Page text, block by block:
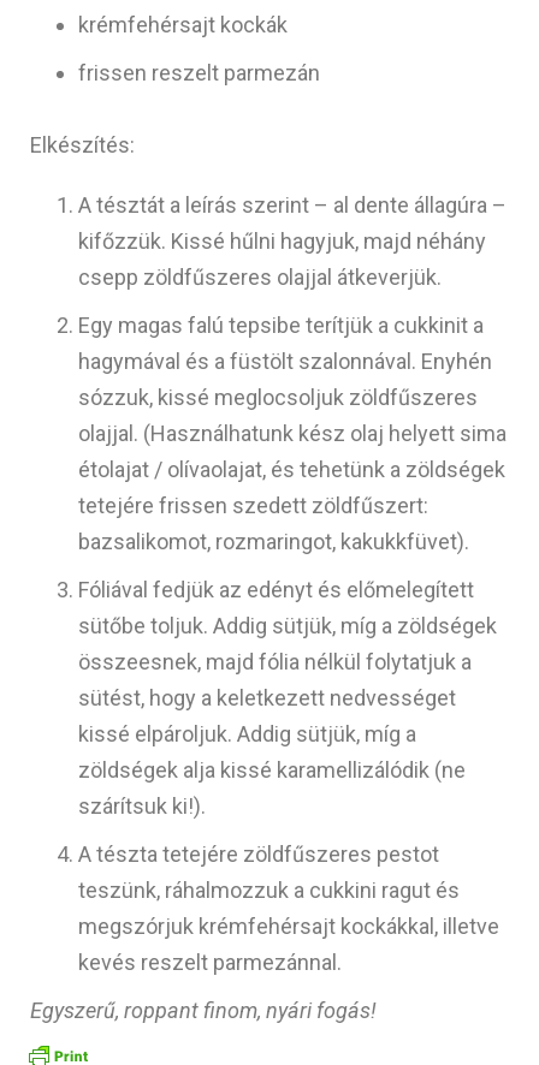
krémfehérsajt kockák
frissen reszelt parmezán
Elkészítés:
A tésztát a leírás szerint – al dente állagúra –
kifőzzük. Kissé hűlni hagyjuk, majd néhány
csepp zöldfűszeres olajjal átkeverjük.
Egy magas falú tepsibe terítjük a cukkinit a
hagymával és a füstölt szalonnával. Enyhén
sózzuk, kissé meglocsoljuk zöldfűszeres
olajjal. (Használhatunk kész olaj helyett sima
étolajat / olívaolajat, és tehetünk a zöldségek
tetejére frissen szedett zöldfűszert:
bazsalikomot, rozmaringot, kakukkfüvet).
Fóliával fedjük az edényt és előmelegített
sütőbe toljuk. Addig sütjük, míg a zöldségek
összeesnek, majd fólia nélkül folytatjuk a
sütést, hogy a keletkezett nedvességet
kissé elpároljuk. Addig sütjük, míg a
zöldségek alja kissé karamellizálódik (ne
szárítsuk ki!).
A tészta tetejére zöldfűszeres pestot
teszünk, ráhalmozzuk a cukkini ragut és
megszórjuk krémfehérsajt kockákkal, illetve
kevés reszelt parmezánnal.
Egyszerű, roppant finom, nyári fogás!